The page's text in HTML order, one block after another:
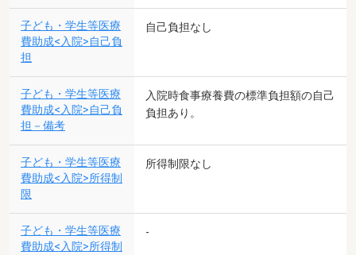
子ども・学生等医療
費助成<入院>自己負
担
自己負担なし
子ども・学生等医療
費助成<入院>自己負
担－備考
入院時食事療養費の標準負担額の自己
負担あり。
子ども・学生等医療
費助成<入院>所得制
限
所得制限なし
子ども・学生等医療
費助成<入院>所得制
-